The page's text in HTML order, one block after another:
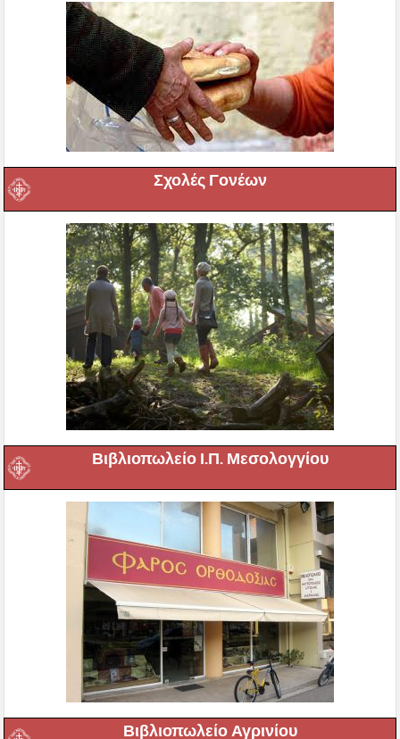
Σχολές Γονέων
Βιβλιοπωλείο Ι.Π. Μεσολογγίου
Βιβλιοπωλείο Αγρινίου